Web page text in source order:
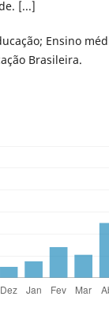
[...]
Ensino
Brasileira.